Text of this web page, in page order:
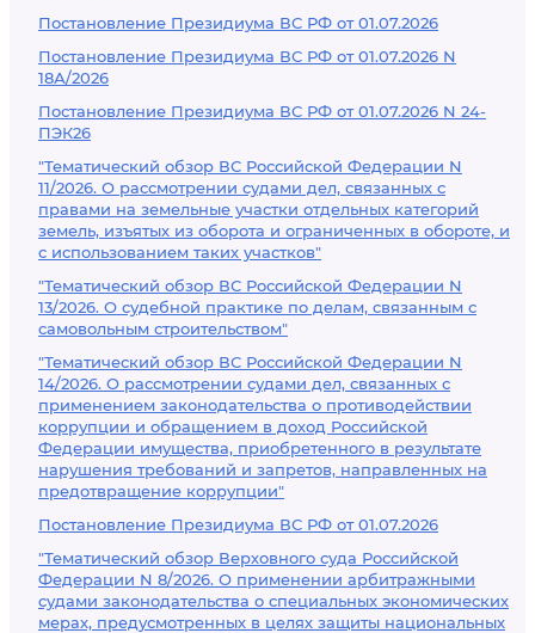
Постановление Президиума ВС РФ от 01.07.2026
Постановление Президиума ВС РФ от 01.07.2026 N
18А/2026
Постановление Президиума ВС РФ от 01.07.2026 N 24-
ПЭК26
"Тематический обзор ВС Российской Федерации N
11/2026. О рассмотрении судами дел, связанных с
правами на земельные участки отдельных категорий
земель, изъятых из оборота и ограниченных в обороте, и
с использованием таких участков"
"Тематический обзор ВС Российской Федерации N
13/2026. О судебной практике по делам, связанным с
самовольным строительством"
"Тематический обзор ВС Российской Федерации N
14/2026. О рассмотрении судами дел, связанных с
применением законодательства о противодействии
коррупции и обращением в доход Российской
Федерации имущества, приобретенного в результате
нарушения требований и запретов, направленных на
предотвращение коррупции"
Постановление Президиума ВС РФ от 01.07.2026
"Тематический обзор Верховного суда Российской
Федерации N 8/2026. О применении арбитражными
судами законодательства о специальных экономических
мерах, предусмотренных в целях защиты национальных